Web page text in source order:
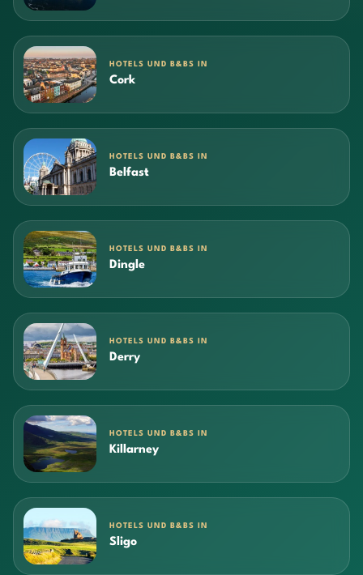
HOTELS UND B&BS IN
Cork
HOTELS UND B&BS IN
Belfast
HOTELS UND B&BS IN
Dingle
HOTELS UND B&BS IN
Derry
HOTELS UND B&BS IN
Killarney
HOTELS UND B&BS IN
Sligo